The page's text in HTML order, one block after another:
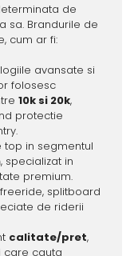
de
sa. Brandurile de
cum ar fi:
avansate si
folosesc
10k si 20k,
protectie
top in segmentul
, specializat in
premium.
splitboard
de riderii
calitate/pret,
care cauta